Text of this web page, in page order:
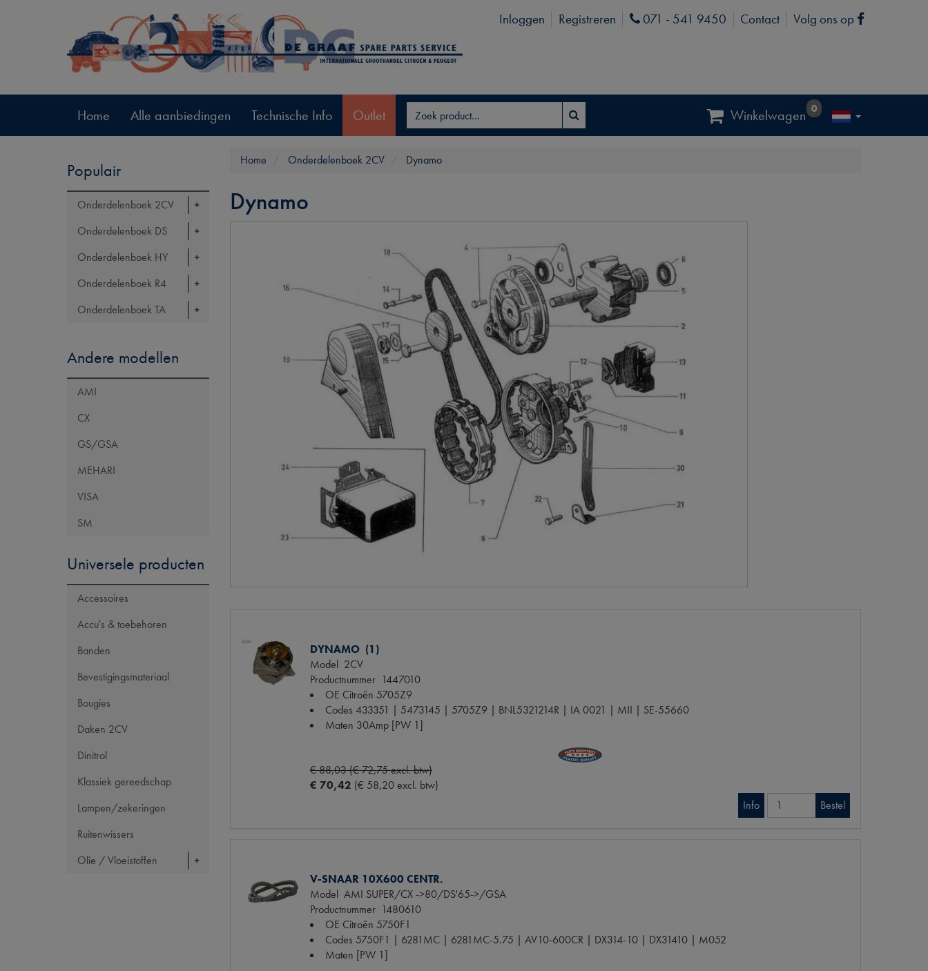
Inloggen Registreren Phone
071 - 541 9450 Contact Volg ons op Facebook
Home Alle aanbiedingen Technische Info Outlet Winkelwagen 0
Populair
Onderdelenboek 2CV
Onderdelenboek DS
Onderdelenboek HY
Onderdelenboek R4
Onderdelenboek TA
Andere modellen
AMI
CX
GS/GSA
MEHARI
VISA
SM
Universele producten
Accessoires
Accu's & toebehoren
Banden
Bevestigingsmateriaal
Bougies
Daken 2CV
Dinitrol
Klassiek gereedschap
Lampen/zekeringen
Ruitenwissers
Olie / Vloeistoffen
Home Onderdelenboek 2CV Dynamo
Dynamo
DYNAMO (1)
Model 2CV
Productnummer 1447010
OE Citroën 5705Z9
Codes 433351 | 5473145 | 5705Z9 | BNL5321214R | IA 0021 | MII | SE-55660
Maten 30Amp [PW 1]
€ 88,03 (€ 72,75 excl. btw)
€ 70,42 (€ 58,20 excl. btw)
Info
Bestel
V-SNAAR 10X600 CENTR.
Model AMI SUPER/CX ->80/DS'65->/GSA
Productnummer 1480610
OE Citroën 5750F1
Codes 5750F1 | 6281MC | 6281MC-5.75 | AV10-600CR | DX314-10 | DX31410 | M052
Maten [PW 1]